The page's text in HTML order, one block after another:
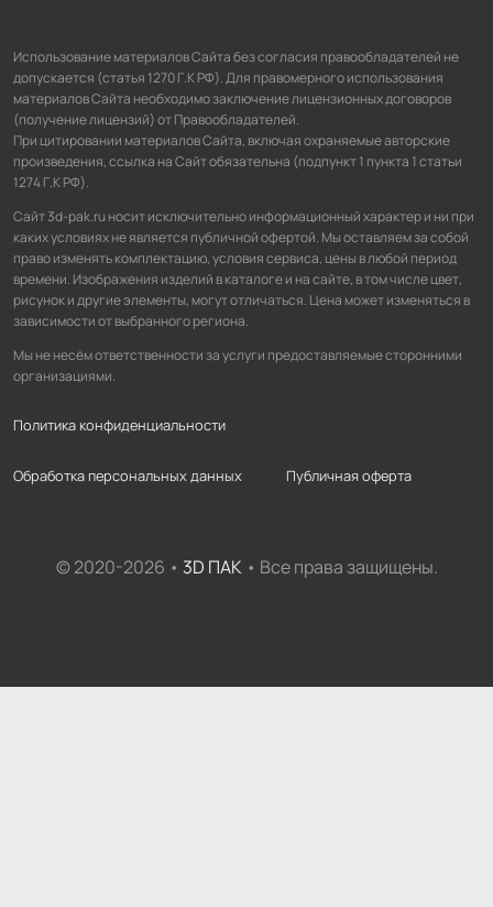
Использование материалов Сайта без согласия правообладателей не
допускается (статья 1270 Г.К РФ). Для правомерного использования
материалов Сайта необходимо заключение лицензионных договоров
(получение лицензий) от Правообладателей.
При цитировании материалов Сайта, включая охраняемые авторские
произведения, ссылка на Сайт обязательна (подпункт 1 пункта 1 статьи
1274 Г.К РФ).
Сайт 3d-pak.ru носит исключительно информационный характер и ни при
каких условиях не является публичной офертой. Мы оставляем за собой
право изменять комплектацию, условия сервиса, цены в любой период
времени. Изображения изделий в каталоге и на сайте, в том числе цвет,
рисунок и другие элементы, могут отличаться. Цена может изменяться в
зависимости от выбранного региона.
Мы не несём ответственности за услуги предоставляемые сторонними
организациями.
Политика конфиденциальности
Обработка персональных данных Публичная оферта
© 2020-2026 • 3D ПАК• Все права защищены.